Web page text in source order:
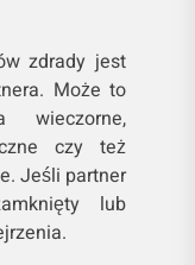
zdrady jest
Może to
wieczorne,
czy też
Jeśli partner
lub